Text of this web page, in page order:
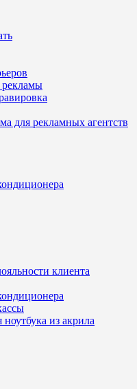
рекламы
для рекламных агентств
клиента
из акрила